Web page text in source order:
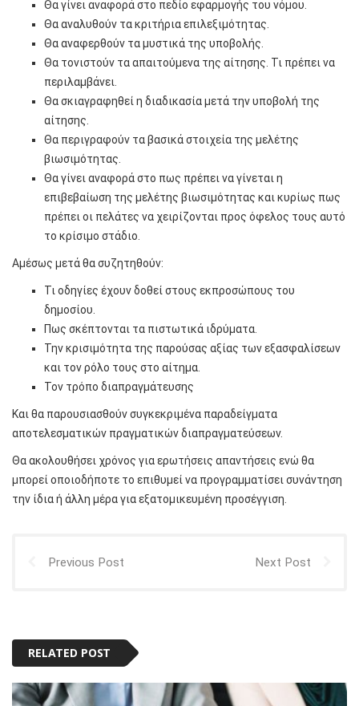
Θα γίνει αναφορά στο πεδίο εφαρμογής του νόμου.
Θα αναλυθούν τα κριτήρια επιλεξιμότητας.
Θα αναφερθούν τα μυστικά της υποβολής.
Θα τονιστούν τα απαιτούμενα της αίτησης. Τι πρέπει να
περιλαμβάνει.
Θα σκιαγραφηθεί η διαδικασία μετά την υποβολή της
αίτησης.
Θα περιγραφούν τα βασικά στοιχεία της μελέτης
βιωσιμότητας.
Θα γίνει αναφορά στο πως πρέπει να γίνεται η
επιβεβαίωση της μελέτης βιωσιμότητας και κυρίως πως
πρέπει οι πελάτες να χειρίζονται προς όφελος τους αυτό
το κρίσιμο στάδιο.
Αμέσως μετά θα συζητηθούν:
Τι οδηγίες έχουν δοθεί στους εκπροσώπους του
δημοσίου.
Πως σκέπτονται τα πιστωτικά ιδρύματα.
Την κρισιμότητα της παρούσας αξίας των εξασφαλίσεων
και τον ρόλο τους στο αίτημα.
Τον τρόπο διαπραγμάτευσης
Και θα παρουσιασθούν συγκεκριμένα παραδείγματα
αποτελεσματικών πραγματικών διαπραγματεύσεων.
Θα ακολουθήσει χρόνος για ερωτήσεις απαντήσεις ενώ θα
μπορεί οποιοδήποτε το επιθυμεί να προγραμματίσει συνάντηση
την ίδια ή άλλη μέρα για εξατομικευμένη προσέγγιση.
Previous Post Next Post
RELATED POST